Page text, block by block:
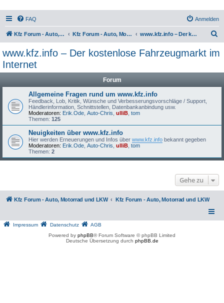
FAQ Anmelden
Kfz Forum - Auto, Motorrad und LKW Kfz Forum - Auto, Motorrad und LKW www.kfz.info – Der kostenlose Fahrzeugmarkt im Internet
c
www.kfz.info – Der kostenlose Fahrzeugmarkt im
Internet
Forum
Allgemeine Fragen rund um www.kfz.info
Feedback, Lob, Kritik, Wünsche und Verbesserungsvorschläge / Support,
Händlerinformation, Schnittstellen, Datenbankanbindung usw.
Moderatoren: Erik.Ode Auto-Chris ulliB tom
Themen: 125
Neuigkeiten über www.kfz.info
Hier werden Erneuerungen und Infos über www.kfz.info bekannt gegeben
Moderatoren: Erik.Ode Auto-Chris ulliB tom
Themen: 2
Gehe zu
Kfz Forum - Auto, Motorrad und LKW Kfz Forum - Auto, Motorrad und LKW
Impressum Datenschutz
AGB
Powered by phpBB® Forum Software © phpBB Limited
Deutsche Übersetzung durch phpBB.de